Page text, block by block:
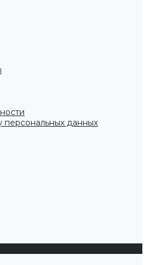
персональных данных